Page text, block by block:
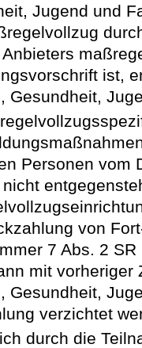
Jugend und
ist,
Gesundheit,
Personen vom
von
7 Abs. 2
mit vorheriger
Gesundheit,
verzichtet
durch die